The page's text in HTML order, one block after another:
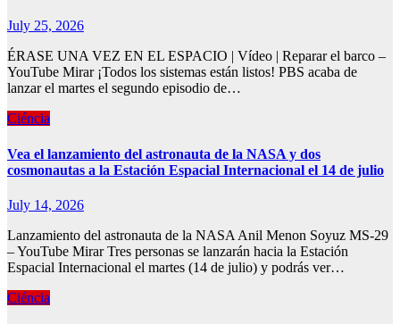
July 25, 2026
ÉRASE UNA VEZ EN EL ESPACIO | Vídeo | Reparar el barco –
YouTube Mirar ¡Todos los sistemas están listos! PBS acaba de
lanzar el martes el segundo episodio de…
Ciéncia
Vea el lanzamiento del astronauta de la NASA y dos
cosmonautas a la Estación Espacial Internacional el 14 de julio
July 14, 2026
Lanzamiento del astronauta de la NASA Anil Menon Soyuz MS-29
– YouTube Mirar Tres personas se lanzarán hacia la Estación
Espacial Internacional el martes (14 de julio) y podrás ver…
Ciéncia